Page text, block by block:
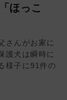
ほっこ
さんがお家に
護犬は瞬時に
様子に91件の